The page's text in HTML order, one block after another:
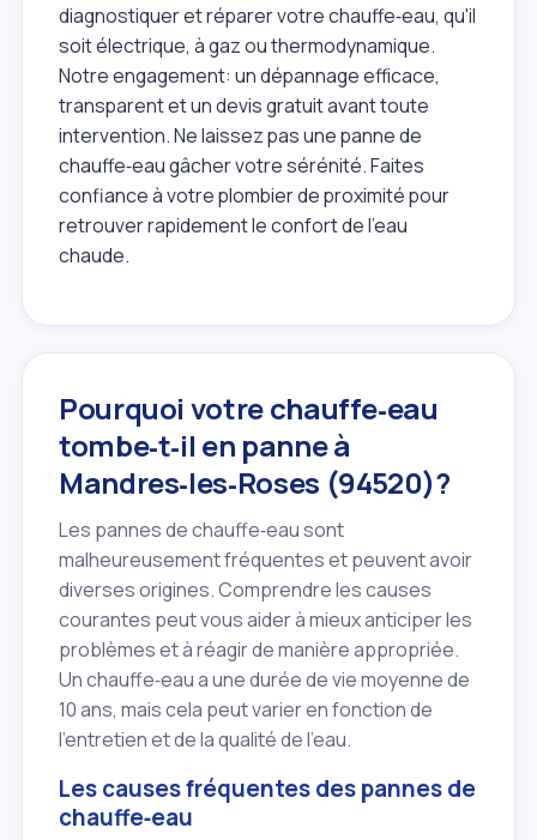
diagnostiquer et réparer votre chauffe‑eau, qu'il
soit électrique, à gaz ou thermodynamique.
Notre engagement: un dépannage efficace,
transparent et un devis gratuit avant toute
intervention. Ne laissez pas une panne de
chauffe‑eau gâcher votre sérénité. Faites
confiance à votre plombier de proximité pour
retrouver rapidement le confort de l'eau
chaude.
Pourquoi votre chauffe‑eau
tombe‑t‑il en panne à
Mandres‑les‑Roses (94520)?
Les pannes de chauffe‑eau sont
malheureusement fréquentes et peuvent avoir
diverses origines. Comprendre les causes
courantes peut vous aider à mieux anticiper les
problèmes et à réagir de manière appropriée.
Un chauffe‑eau a une durée de vie moyenne de
10 ans, mais cela peut varier en fonction de
l'entretien et de la qualité de l'eau.
Les causes fréquentes des pannes de
chauffe‑eau